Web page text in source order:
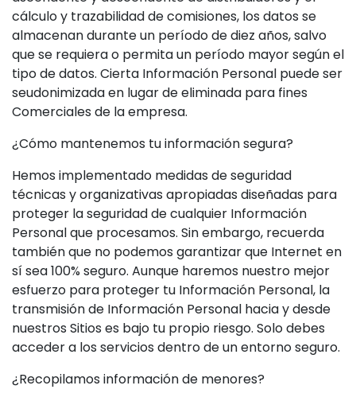
cálculo y trazabilidad de comisiones, los datos se
almacenan durante un período de diez años, salvo
que se requiera o permita un período mayor según el
tipo de datos. Cierta Información Personal puede ser
seudonimizada en lugar de eliminada para fines
Comerciales de la empresa.
¿Cómo mantenemos tu información segura?
Hemos implementado medidas de seguridad
técnicas y organizativas apropiadas diseñadas para
proteger la seguridad de cualquier Información
Personal que procesamos. Sin embargo, recuerda
también que no podemos garantizar que Internet en
sí sea 100% seguro. Aunque haremos nuestro mejor
esfuerzo para proteger tu Información Personal, la
transmisión de Información Personal hacia y desde
nuestros Sitios es bajo tu propio riesgo. Solo debes
acceder a los servicios dentro de un entorno seguro.
¿Recopilamos información de menores?